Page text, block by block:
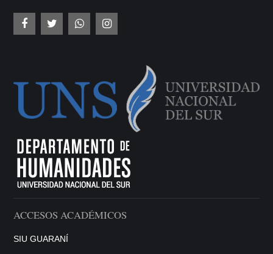
ACCESOS ACADÉMICOS
SIU GUARANÍ